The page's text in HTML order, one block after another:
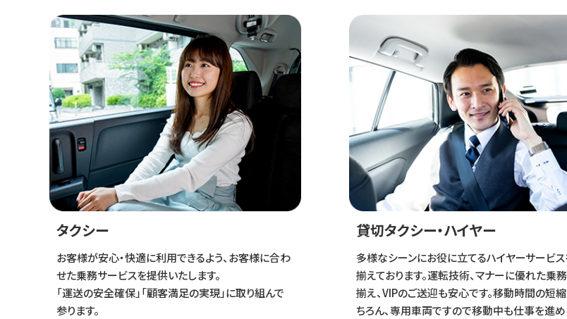
タクシー
お客様が安心・快適に利用できるよう、お客様に合わ
せた乗務サービスを提供いたします。
「運送の安全確保」「顧客満足の実現」に取り組んで
参ります。
貸切タクシー・ハイヤー
多様なシーンにお役に立てるハイヤーサービス
揃えております。運転技術、マナーに優れた乗
揃え、VIPのご送迎も安心です。移動時間の短
ちろん、専用車両ですので移動中も仕事を進